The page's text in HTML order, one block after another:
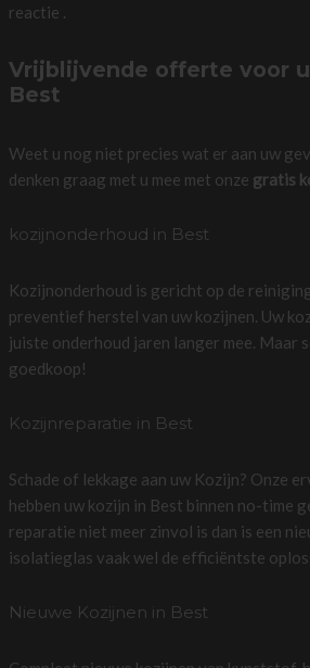
reactie .
Vrijblijvende offerte voor
Best
Weet u nog niet precies wat er aan uw
denken graag met u mee met onze gratis
kozijnonderhoud in Best
Kozijnonderhoud is gericht op de
preventief herstel van uw kozijnen. Uw
juiste onderhoud jaren langer mee. Maar
goedkoop!
Kozijnreparatie in Best
Schade of lekkage aan uw Kozijn? Onze
hebben uw kozijn in Best binnen no-time
reparatie niet meer zinvol is dan is een
isolatieglas vaak wel de efficiëntste
Nieuwe Kozijnen in Best